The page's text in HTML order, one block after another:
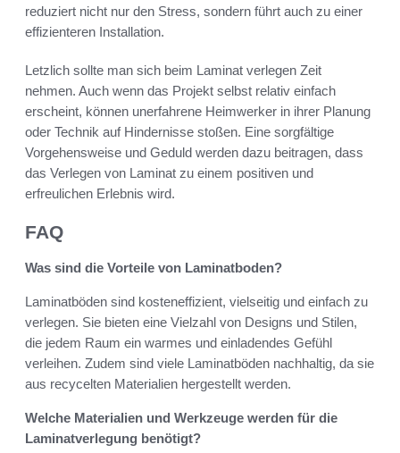
reduziert nicht nur den Stress, sondern führt auch zu einer
effizienteren Installation.
Letzlich sollte man sich beim Laminat verlegen Zeit
nehmen. Auch wenn das Projekt selbst relativ einfach
erscheint, können unerfahrene Heimwerker in ihrer Planung
oder Technik auf Hindernisse stoßen. Eine sorgfältige
Vorgehensweise und Geduld werden dazu beitragen, dass
das Verlegen von Laminat zu einem positiven und
erfreulichen Erlebnis wird.
FAQ
Was sind die Vorteile von Laminatboden?
Laminatböden sind kosteneffizient, vielseitig und einfach zu
verlegen. Sie bieten eine Vielzahl von Designs und Stilen,
die jedem Raum ein warmes und einladendes Gefühl
verleihen. Zudem sind viele Laminatböden nachhaltig, da sie
aus recycelten Materialien hergestellt werden.
Welche Materialien und Werkzeuge werden für die
Laminatverlegung benötigt?